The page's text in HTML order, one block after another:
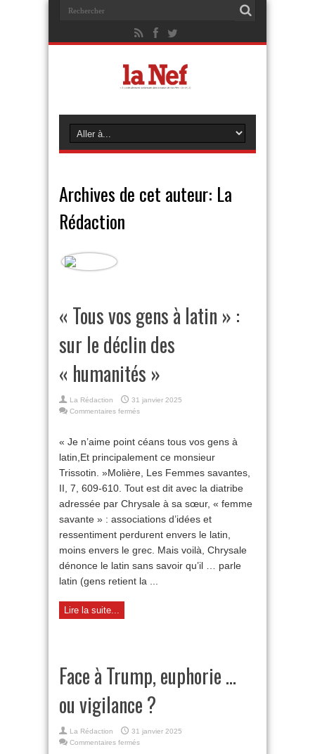
Archives de cet auteur: La
Rédaction
« Tous vos gens à latin » :
sur le déclin des
« humanités »
La Rédaction
31 janvier 2025
Commentaires fermés
gens
à
sur
le
déclin
« humanités »
« Je n’aime point céans tous vos gens à
latin,Et principalement ce monsieur
Trissotin. »Molière, Les Femmes savantes,
II, 7, 609-610. Tout est dit avec la diatribe
adressée par Chrysale à sa sœur, « femme
savante » : associations d’idées et
ressentiment perdurent envers le latin,
moins envers le grec. Mais voilà, Chrysale
dénonce le latin sans savoir qu’il … parle
latin (gens retient la ...
Lire la suite...
Face à Trump, euphorie …
ou vigilance ?
La Rédaction
31 janvier 2025
Commentaires fermés